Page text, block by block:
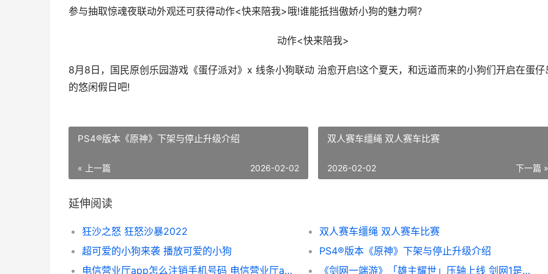
参与抽取惊魂夜联动外观还可获得动作<快来陪我>哦!谁能抵挡傲娇小狗的魅力啊?
动作<快来陪我>
8月8日，国民原创乐园游戏《蛋仔派对》x 线条小狗联动 治愈开启!这个夏天，和远道而来的小狗们开启在蛋仔
的悠闲假日吧!
PS4®版本《原神》下架与停止升级介绍
« 上一篇 2026-02-02
双人赛车缰绳 双人赛车比赛
下一篇 »
2026-02-02
延伸阅读
狂沙之怒 狂怒沙暴2022
双人赛车缰绳 双人赛车比赛
超可爱的小狗来袭 播放可爱的小狗
PS4®版本《原神》下架与停止升级介绍
电信营业厅app怎么注销手机号码 电信营业厅app注销手机号码步骤 电信营业厅app怎么下载
《剑网一端游》「雄主耀世」压轴上线 剑网1是什么游戏